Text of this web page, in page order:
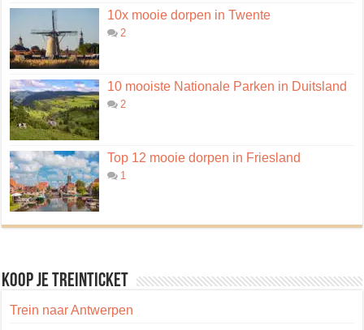
10x mooie dorpen in Twente
2
10 mooiste Nationale Parken in Duitsland
2
Top 12 mooie dorpen in Friesland
1
Koop je treinticket
Trein naar Antwerpen